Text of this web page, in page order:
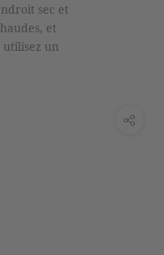
sec et
et
utilisez un